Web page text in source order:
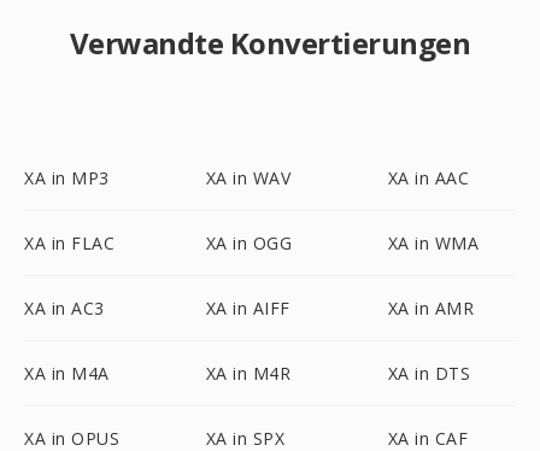
Verwandte Konvertierungen
XA in MP3 XA in WAV XA in AAC
XA in FLAC XA in OGG XA in WMA
XA in AC3 XA in AIFF XA in AMR
XA in M4A XA in M4R XA in DTS
XA in OPUS XA in SPX XA in CAF